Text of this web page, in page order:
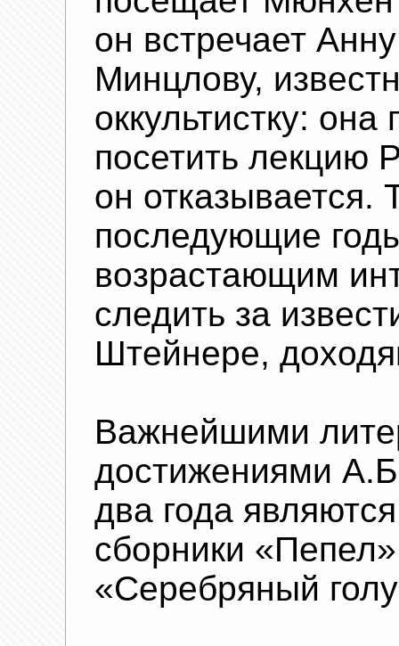
он встречает
Минцлову,
оккультистку:
посетить лекцию
он отказывается.
последующие
возрастающим
следить за
Штейнере,
Важнейшими
достижениями
два года
сборники
«Серебряный